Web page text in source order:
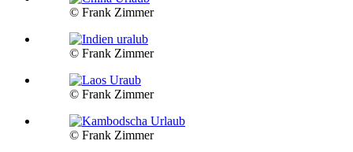
© Frank Zimmer
© Frank Zimmer
© Frank Zimmer
© Frank Zimmer